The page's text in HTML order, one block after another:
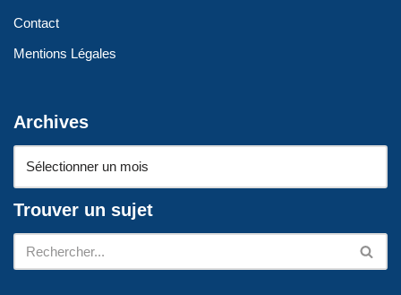
Contact
Mentions Légales
Archives
Trouver un sujet